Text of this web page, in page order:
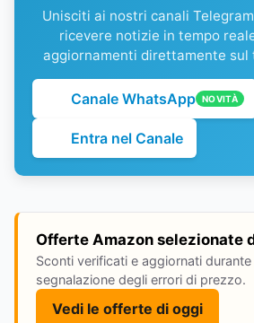
Unisciti ai nostri canali
ricevere notizie in tempo
aggiornamenti direttamente sul
Canale WhatsApp NOVITÀ
Entra nel Canale
Offerte Amazon selezionate
Sconti verificati e aggiornati
segnalazione degli errori di prezzo.
Vedi le offerte di oggi